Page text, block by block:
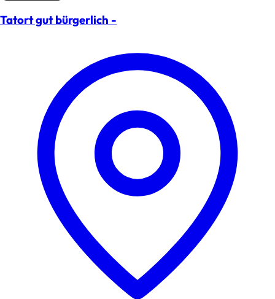
Tatort gut bürgerlich -